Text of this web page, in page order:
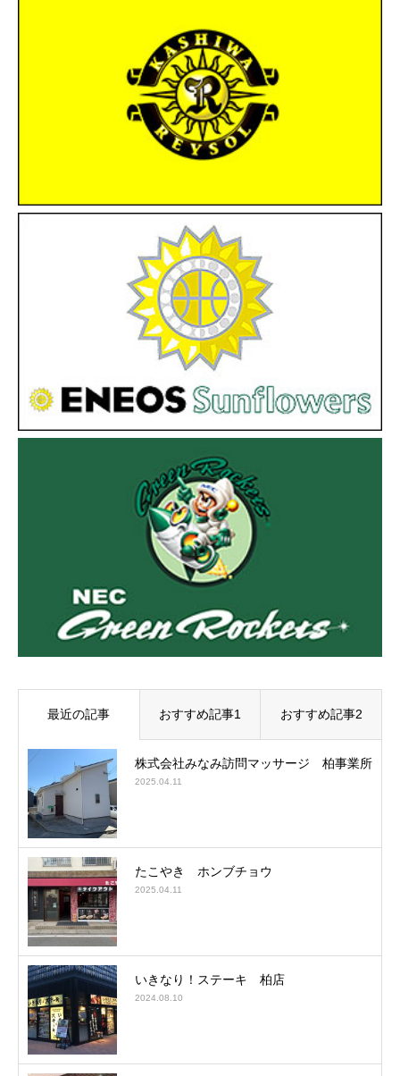
最近の記事 おすすめ記事1 おすすめ記事2
株式会社みなみ訪問マッサージ 柏事業所
2025.04.11
たこやき ホンブチョウ
2025.04.11
いきなり！ステーキ 柏店
2024.08.10